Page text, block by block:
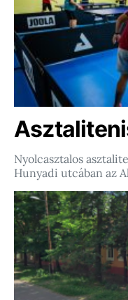
Nyolcasztalos
Hunyadi utcában az